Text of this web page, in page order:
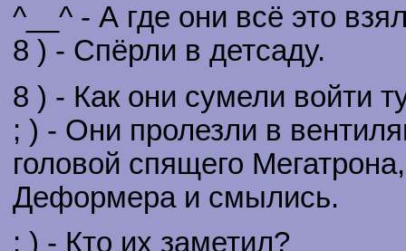
^__^ - А где они всё это
8 ) - Спёрли в детсаду.
8 ) - Как они сумели войти
; ) - Они пролезли в
головой спящего
Деформера и смылись.
; ) - Кто их заметил?